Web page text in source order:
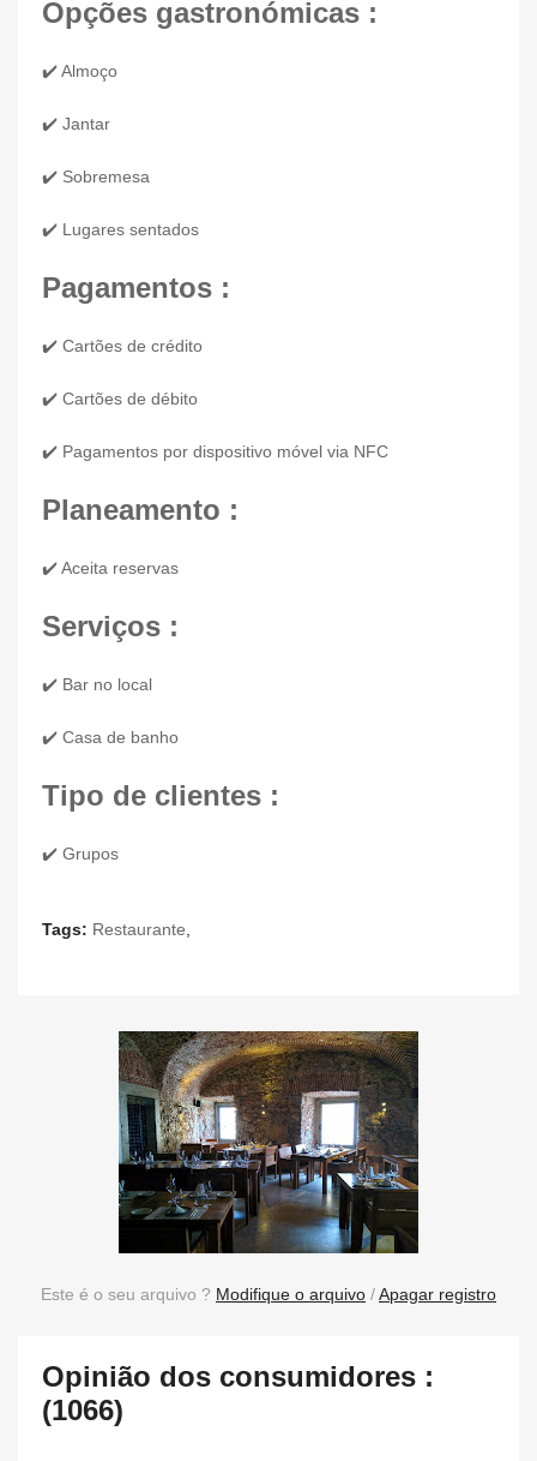
Opções gastronómicas :
✔️ Almoço
✔️ Jantar
✔️ Sobremesa
✔️ Lugares sentados
Pagamentos :
✔️ Cartões de crédito
✔️ Cartões de débito
✔️ Pagamentos por dispositivo móvel via NFC
Planeamento :
✔️ Aceita reservas
Serviços :
✔️ Bar no local
✔️ Casa de banho
Tipo de clientes :
✔️ Grupos
Tags: Restaurante
Este é o seu arquivo ? Modifique o arquivo /Apagar registro
Opinião dos consumidores :
(1066)